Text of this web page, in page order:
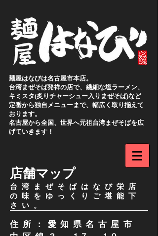
麺屋はなびは名古屋市本店。
台湾まぜそば発祥の店で、繊細な塩ラーメン、
キミスタ(炙りチャーシュー入りまぜそば)など
定番から独自メニューまで、幅広く取り揃えて
おります。
名古屋から全国、世界へ元祖台湾まぜそばを広
げていきます！
店舗マップ
台湾まぜそばはなび栄店
の味をゆっくりご堪能下
さい。
住所： 愛知県 名古屋市